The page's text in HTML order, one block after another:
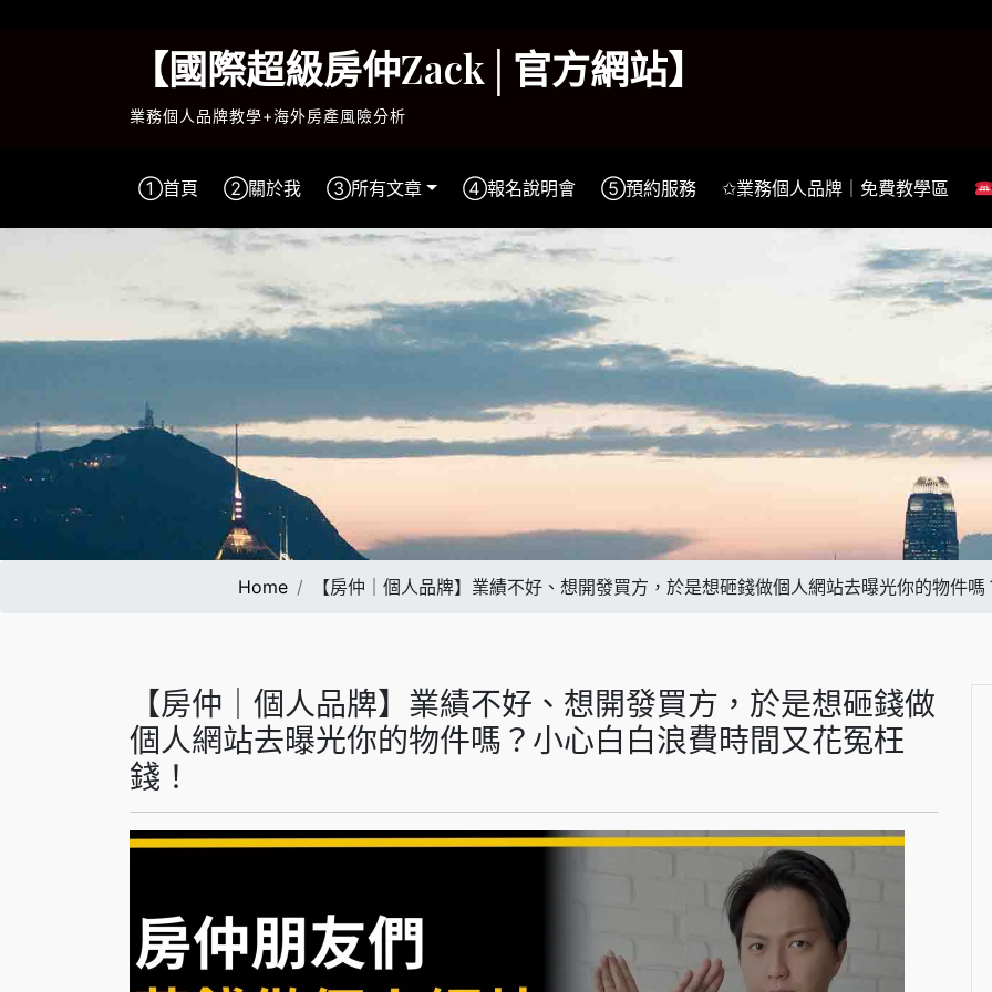
【國際超級房仲Zack│官方網站】
業務個人品牌教學+海外房產風險分析
①首頁 ②關於我 ③所有文章 ④報名說明會 ⑤預約服務 ✩業務個人品牌｜免費教學區
Home 【房仲｜個人品牌】業績不好、想開發買方，於是想砸錢做個人網站去曝光你的物件
【房仲｜個人品牌】業績不好、想開發買方，於是想砸錢做
個人網站去曝光你的物件嗎？小心白白浪費時間又花冤枉
錢！